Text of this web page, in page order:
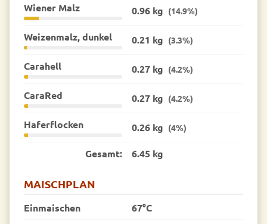
Wiener Malz 0.96 kg (14.9%)
Weizenmalz, dunkel 0.21 kg (3.3%)
Carahell 0.27 kg (4.2%)
CaraRed 0.27 kg (4.2%)
Haferflocken 0.26 kg (4%)
Gesamt: 6.45 kg
MAISCHPLAN
Einmaischen
67°C